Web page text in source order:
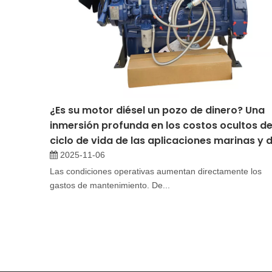
¿Es su motor diésel un pozo de dinero? Una
inmersión profunda en los costos ocultos
ciclo de vida de las aplicaciones marinas y
construcción
2025-11-06
Las condiciones operativas aumentan directamente los
gastos de mantenimiento. De...